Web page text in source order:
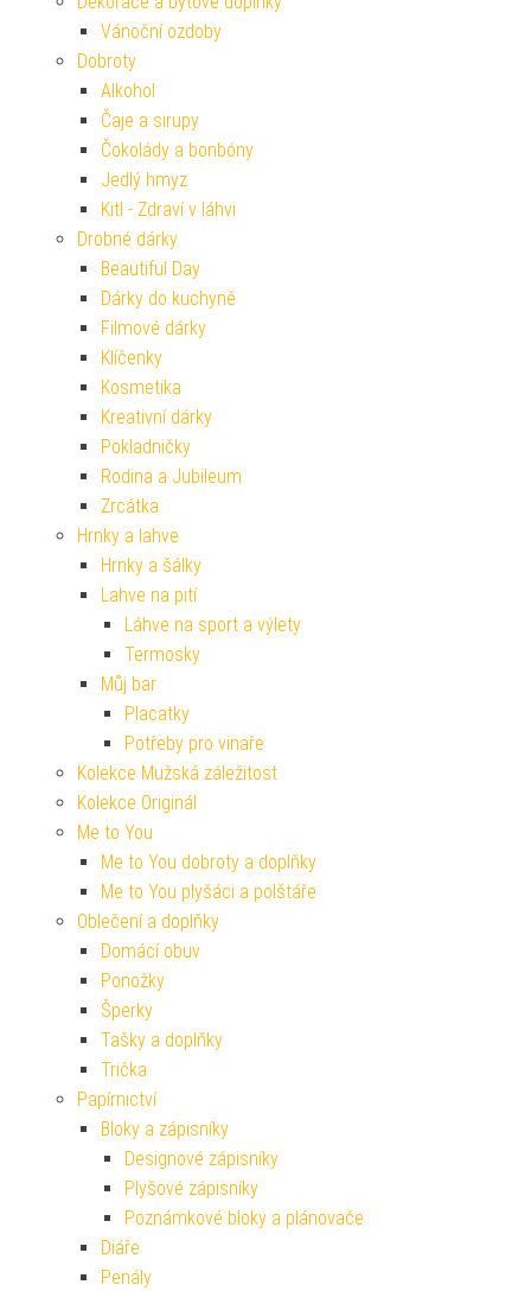
Vánoční ozdoby
Dobroty
Alkohol
Čaje a sirupy
Čokolády a bonbóny
Jedlý hmyz
Kitl - Zdraví v láhvi
Drobné dárky
Beautiful Day
Dárky do kuchyně
Filmové dárky
Klíčenky
Kosmetika
Kreativní dárky
Pokladničky
Rodina a Jubileum
Zrcátka
Hrnky a lahve
Hrnky a šálky
Lahve na pití
Láhve na sport a výlety
Termosky
Můj bar
Placatky
Potřeby pro vinaře
Kolekce Mužská záležitost
Kolekce Originál
Me to You
Me to You dobroty a doplňky
Me to You plyšáci a polštáře
Oblečení a doplňky
Domácí obuv
Ponožky
Šperky
Tašky a doplňky
Trička
Papírnictví
Bloky a zápisníky
Designové zápisníky
Plyšové zápisníky
Poznámkové bloky a plánovače
Diáře
Penály